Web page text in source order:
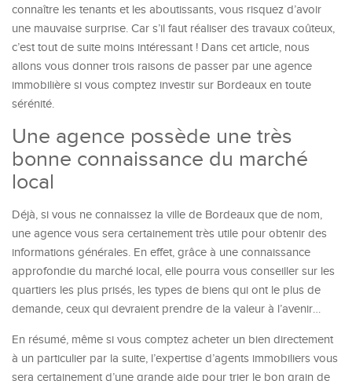
connaître les tenants et les aboutissants, vous risquez d’avoir
une mauvaise surprise. Car s’il faut réaliser des travaux coûteux,
c’est tout de suite moins intéressant ! Dans cet article, nous
allons vous donner trois raisons de passer par une agence
immobilière si vous comptez investir sur Bordeaux en toute
sérénité.
Une agence possède une très
bonne connaissance du marché
local
Déjà, si vous ne connaissez la ville de Bordeaux que de nom,
une agence vous sera certainement très utile pour obtenir des
informations générales. En effet, grâce à une connaissance
approfondie du marché local, elle pourra vous conseiller sur les
quartiers les plus prisés, les types de biens qui ont le plus de
demande, ceux qui devraient prendre de la valeur à l’avenir…
En résumé, même si vous comptez acheter un bien directement
à un particulier par la suite, l’expertise d’agents immobiliers vous
sera certainement d’une grande aide pour trier le bon grain de